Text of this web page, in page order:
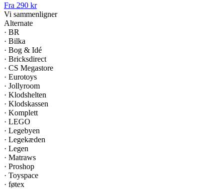
Fra 290 kr
Vi sammenligner
Alternate
· BR
· Bilka
· Bog & Idé
· Bricksdirect
· CS Megastore
· Eurotoys
· Jollyroom
· Klodshelten
· Klodskassen
· Komplett
· LEGO
· Legebyen
· Legekæden
· Legen
· Matraws
· Proshop
· Toyspace
· føtex